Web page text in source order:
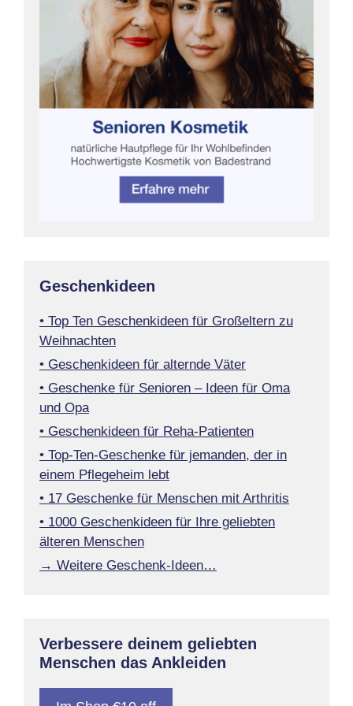
Geschenkideen
• Top Ten Geschenkideen für Großeltern zu
Weihnachten
• Geschenkideen für alternde Väter
• Geschenke für Senioren – Ideen für Oma
und Opa
• Geschenkideen für Reha-Patienten
• Top-Ten-Geschenke für jemanden, der in
einem Pflegeheim lebt
• 17 Geschenke für Menschen mit Arthritis
• 1000 Geschenkideen für Ihre geliebten
älteren Menschen
→ Weitere Geschenk-Ideen…
Verbessere deinem geliebten
Menschen das Ankleiden